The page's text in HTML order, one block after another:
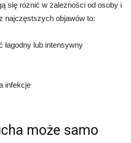
się różnić w zależności od osoby i
najczęstszych objawów to:
łagodny lub intensywny
infekcje
może samo